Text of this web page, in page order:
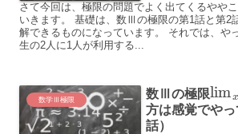
さて今回は、極限の問題でよく出てくるやや
いきます。 基礎は、数Ⅲの極限の第1話と第2
解できるものになっています。 それでは、や
生の2人に1人が利用する...
数学Ⅲ極限 数Ⅲの極限limx
方は感覚でや
話）